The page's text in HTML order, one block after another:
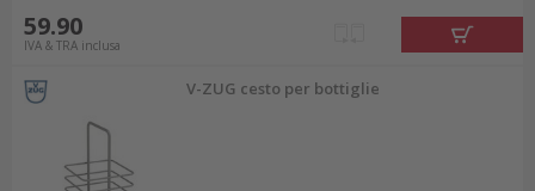
59.90
IVA & TRA inclusa
V-ZUG cesto per bottiglie